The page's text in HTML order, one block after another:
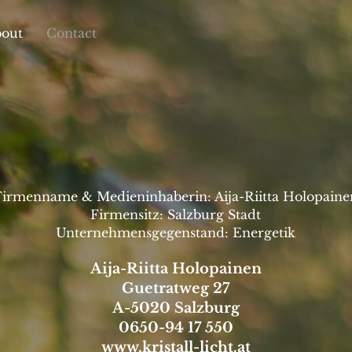
Contact
& Medieninhaberin: Aija-Riitta
Firmensitz: Salzburg Stadt
Unternehmensgegenstand: Energetik
Aija-Riitta Holopainen
Guetratweg 27
A-5020 Salzburg
0650-94 17 550
www.kristall-licht.at